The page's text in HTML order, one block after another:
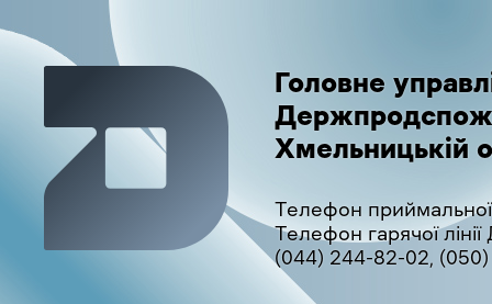
Головне
Хмельницькій
Телефон
Телефон гарячої
(044) 244-82-02,